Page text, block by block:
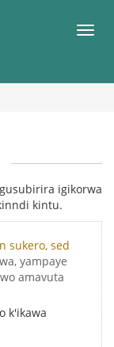
igikorwa
kintu.
sukero, sed
yampaye
amavuta
k'ikawa